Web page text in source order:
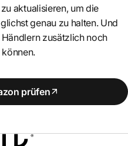
aktualisieren, um die
genau zu halten. Und
zusätzlich noch
prüfen